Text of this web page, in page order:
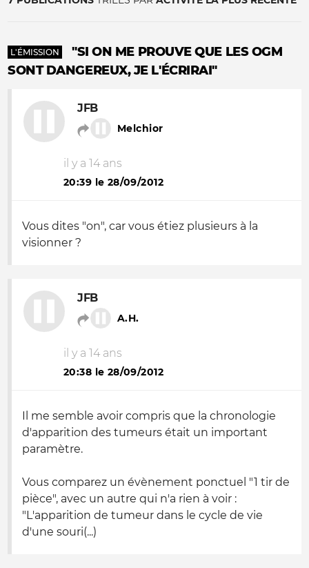
L'ÉMISSION
"SI ON ME PROUVE QUE LES OGM
SONT DANGEREUX, JE L'ÉCRIRAI"
JFB
Melchior
il y a 14 ans
20:39 le 28/09/2012
Vous dites "on", car vous étiez plusieurs à la
visionner ?
JFB
A.H.
il y a 14 ans
20:38 le 28/09/2012
Il me semble avoir compris que la chronologie
d'apparition des tumeurs était un important
paramètre.
Vous comparez un évènement ponctuel "1 tir de
pièce", avec un autre qui n'a rien à voir :
"L'apparition de tumeur dans le cycle de vie
d'une souri(...)